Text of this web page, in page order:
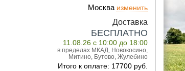
Москва изменить
Доставка
БЕСПЛАТНО
11.08.26 с 10:00 до 18:00
в пределах МКАД, Новокосино,
Митино, Бутово, Жулебино
Итого к оплате: 17700 руб.